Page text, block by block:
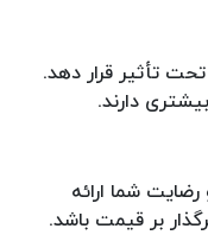
تأثیر قرار دهد.
دارند.
شما ارائه
بر قیمت باشد.